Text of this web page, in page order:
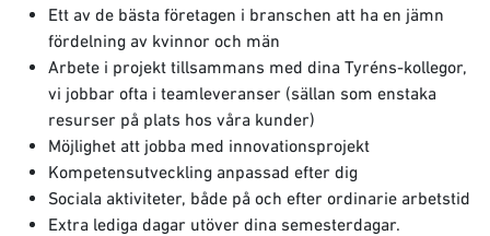
Ett av de bästa företagen i branschen att ha en jämn
fördelning av kvinnor och män
Arbete i projekt tillsammans med dina Tyréns-kollegor,
vi jobbar ofta i teamleveranser (sällan som enstaka
resurser på plats hos våra kunder)
Möjlighet att jobba med innovationsprojekt
Kompetensutveckling anpassad efter dig
Sociala aktiviteter, både på och efter ordinarie arbetstid
Extra lediga dagar utöver dina semesterdagar.